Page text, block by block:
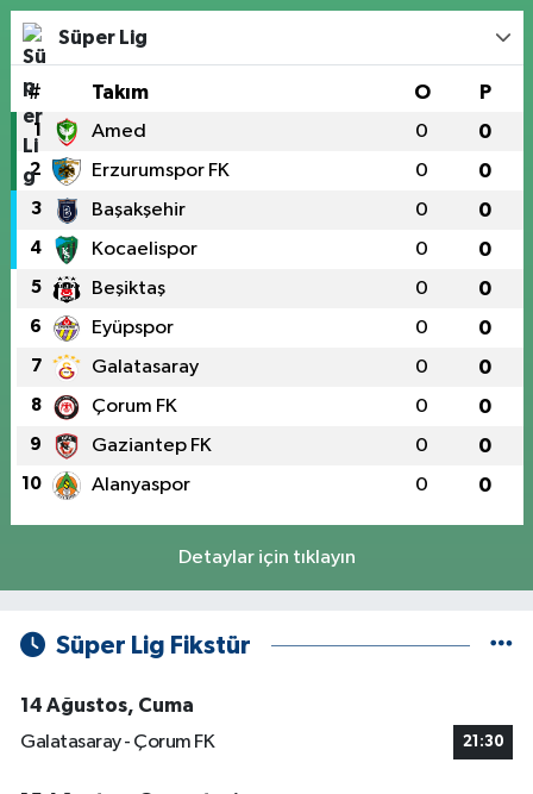
Süper Lig
# Takım O P
1 Amed 0 0
2 Erzurumspor FK 0 0
3 Başakşehir 0 0
4 Kocaelispor 0 0
5 Beşiktaş 0 0
6 Eyüpspor 0 0
7 Galatasaray 0 0
8 Çorum FK 0 0
9 Gaziantep FK 0 0
10 Alanyaspor 0 0
Detaylar için tıklayın
Süper Lig Fikstür
14 Ağustos, Cuma
Galatasaray - Çorum FK
21:30